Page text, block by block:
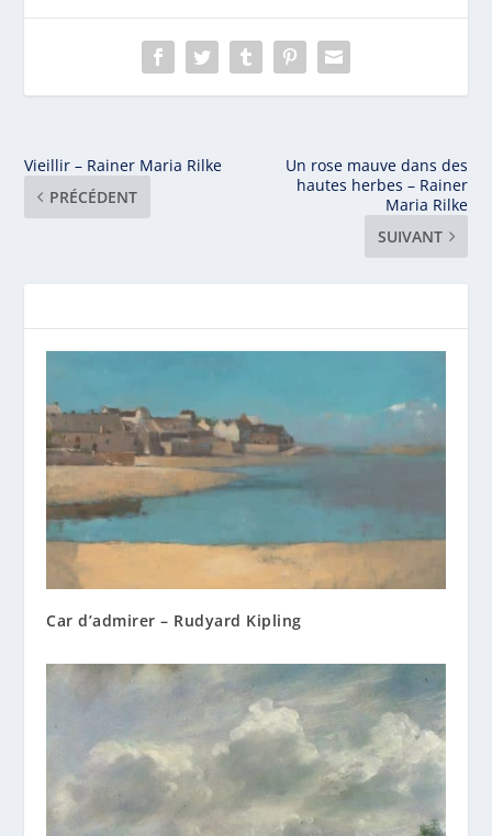
Vieillir – Rainer Maria Rilke
PRÉCÉDENT
Un rose mauve dans des
hautes herbes – Rainer
Maria Rilke
SUIVANT
Car d’admirer – Rudyard Kipling